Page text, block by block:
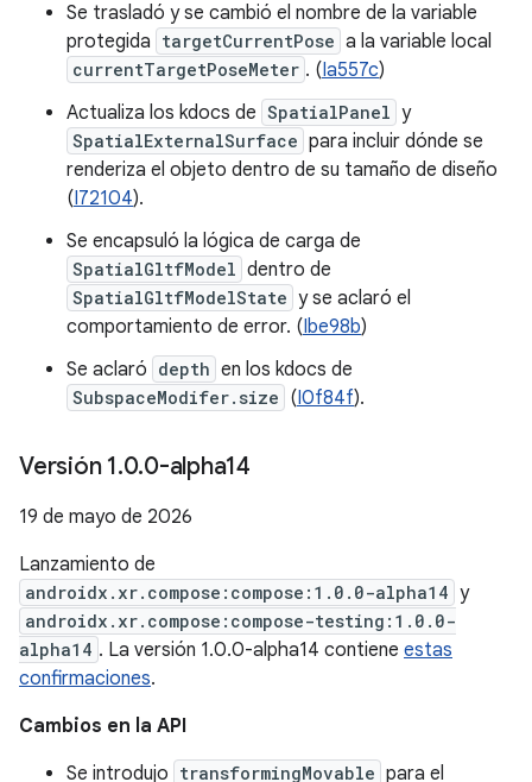
Se trasladó y se cambió el nombre de la variable
protegida targetCurrentPose a la variable local
currentTargetPoseMeter . (Ia557c)
Actualiza los kdocs de SpatialPanel y
SpatialExternalSurface para incluir dónde se
renderiza el objeto dentro de su tamaño de diseño
(I72104).
Se encapsuló la lógica de carga de
SpatialGltfModel dentro de
SpatialGltfModelState y se aclaró el
comportamiento de error. (Ibe98b)
Se aclaró depth en los kdocs de
SubspaceModifer.size (I0f84f).
Versión 1.0.0-alpha14
19 de mayo de 2026
Lanzamiento de
androidx.xr.compose:compose:1.0.0-alpha14 y
androidx.xr.compose:compose-testing:1.0.0-
alpha14 . La versión 1.0.0-alpha14 contiene estas
confirmaciones.
Cambios en la API
Se introdujo transformingMovable para el